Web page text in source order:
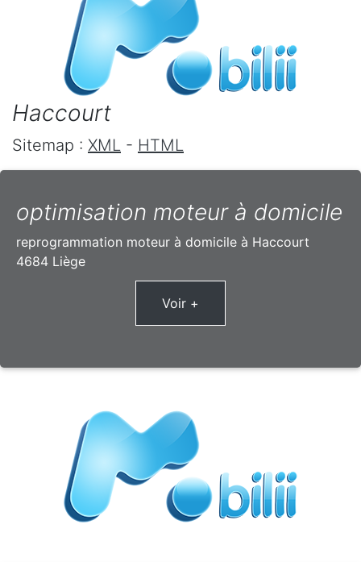
Haccourt
Sitemap : XML - HTML
optimisation moteur à domicile
reprogrammation moteur à domicile à Haccourt
4684 Liège
Voir +